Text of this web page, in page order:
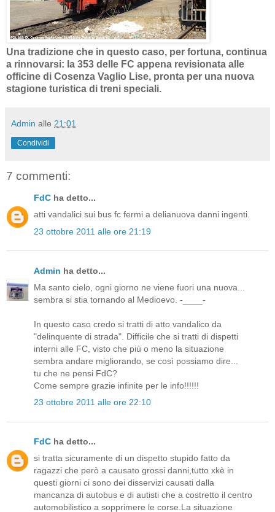
Una tradizione che in questo caso, per fortuna, continua
a rinnovarsi: la 353 delle FC appena revisionata alle
officine di Cosenza Vaglio Lise, pronta per una nuova
stagione turistica di treni speciali.
Admin alle 21:01
Condividi
7 commenti:
FdC ha detto...
atti vandalici sui bus fc fermi a delianuova danni ingenti.
23 ottobre 2011 alle ore 21:19
Admin ha detto...
Ma santo cielo, ogni giorno ne viene fuori una nuova...
sembra si stia tornando al Medioevo. -____-
In questo caso credo si tratti di atto vandalico da
"delinquente di strada". Difficile che si tratti di dispetti
interni alle FC, visto che più o meno la situazione
sembra andare migliorando, se così possiamo dire...
tu che ne pensi FdC?
Come sempre grazie infinite per le info!!!!!!
23 ottobre 2011 alle ore 22:10
FdC ha detto...
si tratta sicuramente di un dispetto stupido fatto da
ragazzi che però a causato grossi danni,tutto xkè in
questi giorni ci sono dei disservizi causati dalla
mancanza di autobus e di autisti che a costretto il centro
automobilistico a sopprimere le corse.La situazione